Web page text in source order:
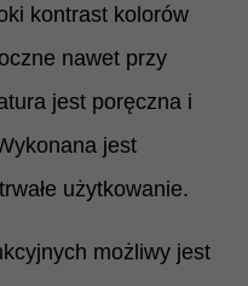
kontrast kolorów
nawet przy
jest poręczna i
jest
użytkowanie.
możliwy jest